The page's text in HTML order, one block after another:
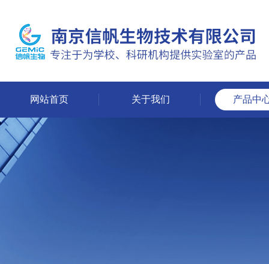
网站首页 关于我们 产品中